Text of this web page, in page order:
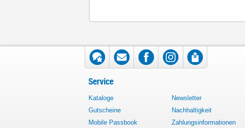
Service
Kataloge Newsletter
Gutscheine
Nachhaltigkeit
Mobile Passbook
Zahlungsinformationen